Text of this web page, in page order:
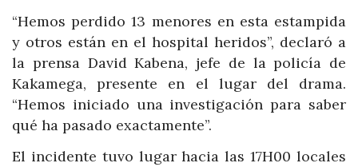
“Hemos perdido 13 menores en esta estampida
y otros están en el hospital heridos”, declaró a
la prensa David Kabena, jefe de la policía de
Kakamega, presente en el lugar del drama.
“Hemos iniciado una investigación para saber
qué ha pasado exactamente”.
El incidente tuvo lugar hacia las 17H00 locales